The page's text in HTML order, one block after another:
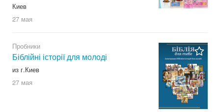
Киев
27 мая
Пробники
Біблійні історії для молоді
из г.Киев
27 мая